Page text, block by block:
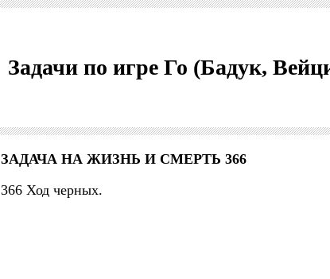
Задачи по игре Го (Бадук,
ЗАДАЧА НА ЖИЗНЬ И СМЕРТЬ 366
366 Ход черных.